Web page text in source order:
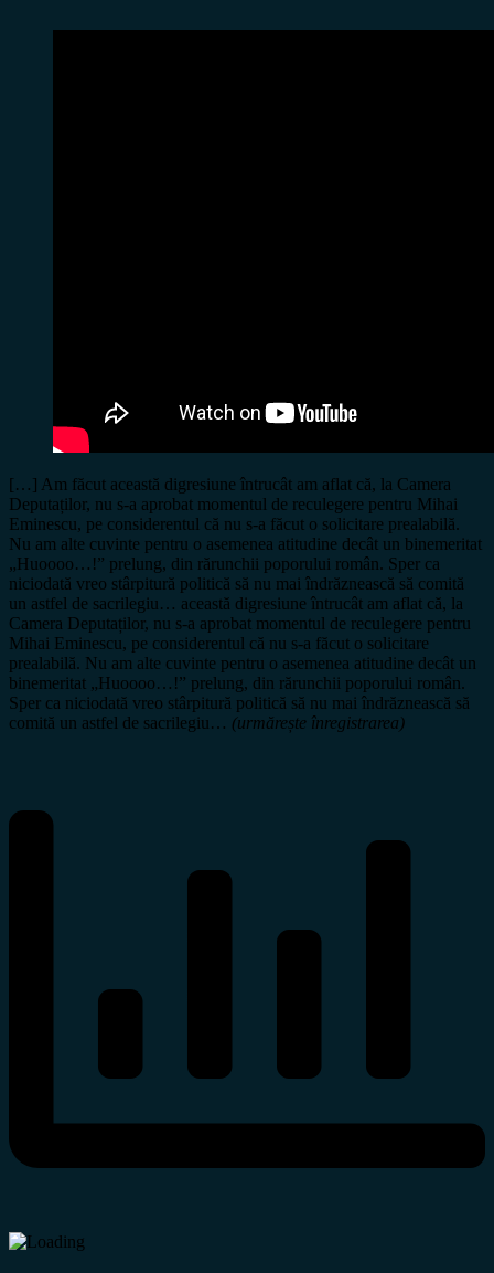
[…] Am făcut această digresiune întrucât am aflat că, la Camera
Deputaților, nu s-a aprobat momentul de reculegere pentru Mihai
Eminescu, pe considerentul că nu s-a făcut o solicitare prealabilă.
Nu am alte cuvinte pentru o asemenea atitudine decât un binemeritat
„Huoooo…!” prelung, din rărunchii poporului român. Sper ca
niciodată vreo stârpitură politică să nu mai îndrăznească să comită
un astfel de sacrilegiu… această digresiune întrucât am aflat că, la
Camera Deputaților, nu s-a aprobat momentul de reculegere pentru
Mihai Eminescu, pe considerentul că nu s-a făcut o solicitare
prealabilă. Nu am alte cuvinte pentru o asemenea atitudine decât un
binemeritat „Huoooo…!” prelung, din rărunchii poporului român.
Sper ca niciodată vreo stârpitură politică să nu mai îndrăznească să
comită un astfel de sacrilegiu… (urmărește înregistrarea)